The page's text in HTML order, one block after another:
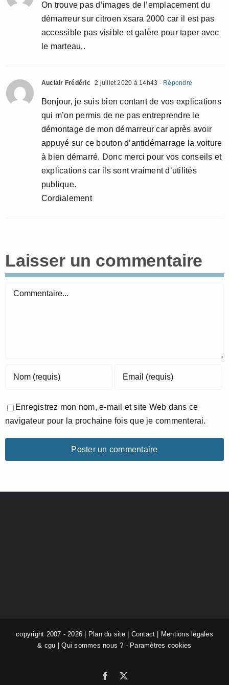
On trouve pas d’images de l’emplacement du
démarreur sur citroen xsara 2000 car il est pas
accessible pas visible et galère pour taper avec
le marteau..
Auclair Frédéric 2 juillet 2020 à 14h43 - Répondre
Bonjour, je suis bien contant de vos explications
qui m’on permis de ne pas entreprendre le
démontage de mon démarreur car après avoir
appuyé sur ce bouton d’antidémarrage la voiture
à bien démarré. Donc merci pour vos conseils et
explications car ils sont vraiment d’utilités
publique.
Cordialement
Laisser un commentaire
Commentaire
Enregistrez mon nom, e-mail et site Web dans ce
navigateur pour la prochaine fois que je commenterai.
copyright 2007 - 2026 | Plan du site| Contact
Mentions légales
& cgu |Qui sommes nous ? - Paramètres cookies
Facebook